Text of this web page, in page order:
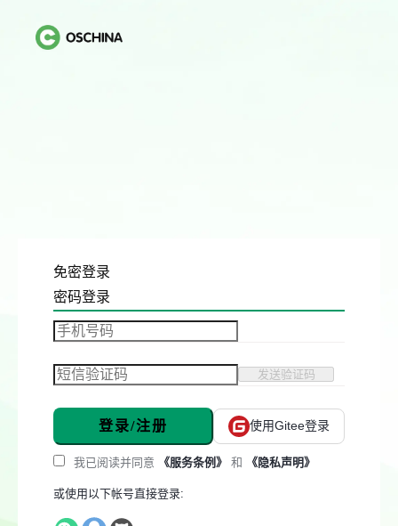
免密登录
密码登录
发送验证码
登录/注册 使用Gitee登录
我已阅读并同意 《服务条例》 和 《隐私声明》
或使用以下帐号直接登录: